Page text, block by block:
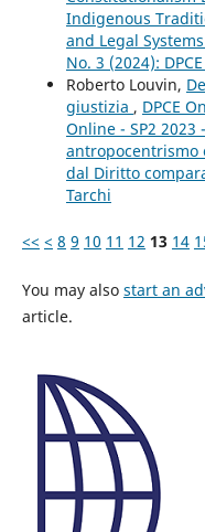
Indigenous
and Legal
No. 3 (2024):
Roberto Louvin,
giustizia , DPCE
Online - SP2
antropocentrismo
dal Diritto
Tarchi
<< < 8 9 10 11 12 13 14
You may also start an
article.